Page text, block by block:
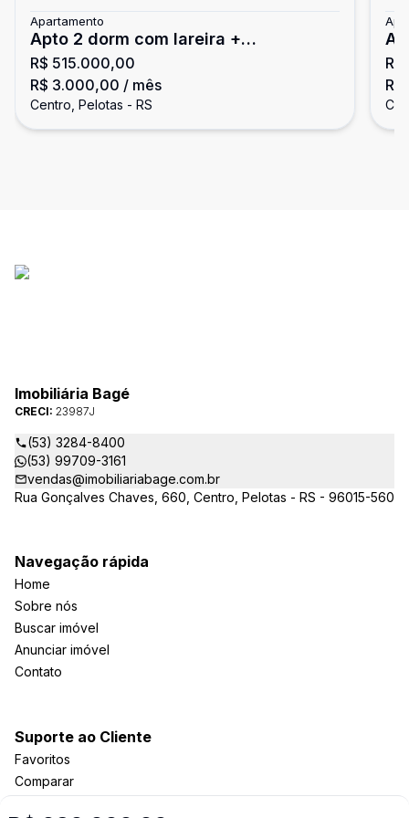
Apartamento
Apto 2 dorm com lareira +
dependência! Localização central -
Pelotas/RS
R$ 515.000,00
R$ 3.000,00 / mês
Centro, Pelotas - RS
do
Imobiliária Bagé
CRECI: 23987J
(53) 3284-8400
(53) 99709-3161
vendas@imobiliariabage.com.br
Rua Gonçalves Chaves, 660, Centro, Pelotas - RS - 96015-560
Navegação rápida
Home
Sobre nós
Buscar imóvel
Anunciar imóvel
Contato
Suporte ao Cliente
Favoritos
Comparar